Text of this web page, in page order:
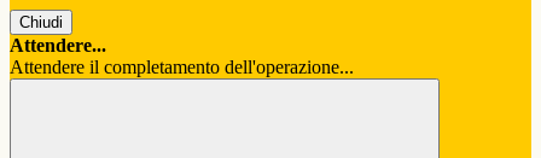
Chiudi
Attendere...
Attendere il completamento dell'operazione...